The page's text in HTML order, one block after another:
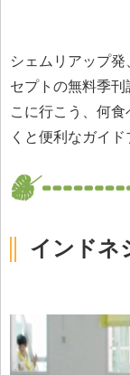
シェムリアップ
セプトの無料季
こに行こう、何
くと便利なガイド
インドネ